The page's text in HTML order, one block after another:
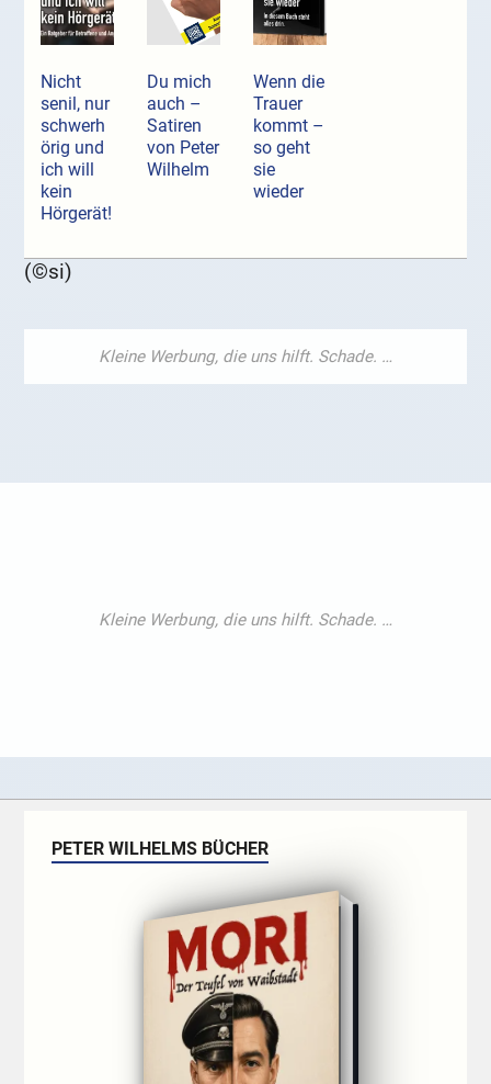
Nicht
senil, nur
schwerh
örig und
ich will
kein
Hörgerät!
Du mich
auch –
Satiren
von Peter
Wilhelm
Wenn die
Trauer
kommt –
so geht
sie
wieder
(©si)
PETER WILHELMS BÜCHER